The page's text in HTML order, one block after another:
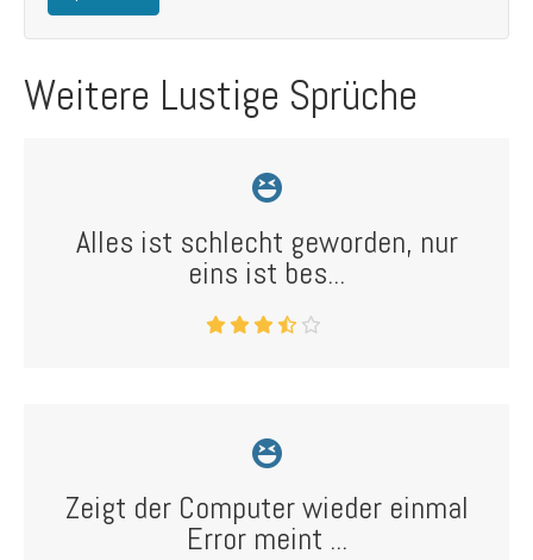
Weitere Lustige Sprüche
Alles ist schlecht geworden, nur
eins ist bes...
Zeigt der Computer wieder einmal
Error meint ...